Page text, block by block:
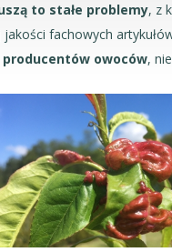
to stałe problemy, z
fachowych
owoców,